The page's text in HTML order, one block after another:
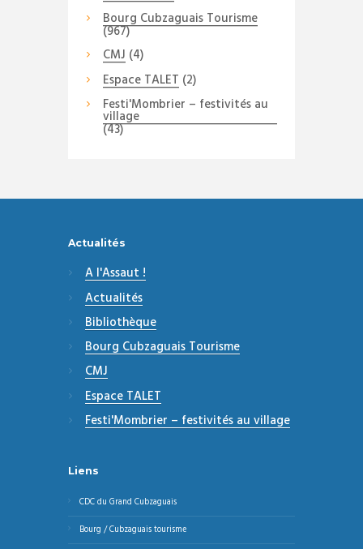
Bourg Cubzaguais Tourisme
(967)
CMJ (4)
Espace TALET (2)
Festi'Mombrier – festivités au
village
(43)
Actualités
A l'Assaut !
Actualités
Bibliothèque
Bourg Cubzaguais Tourisme
CMJ
Espace TALET
Festi'Mombrier – festivités au village
Liens
CDC du Grand Cubzaguais
Bourg / Cubzaguais tourisme